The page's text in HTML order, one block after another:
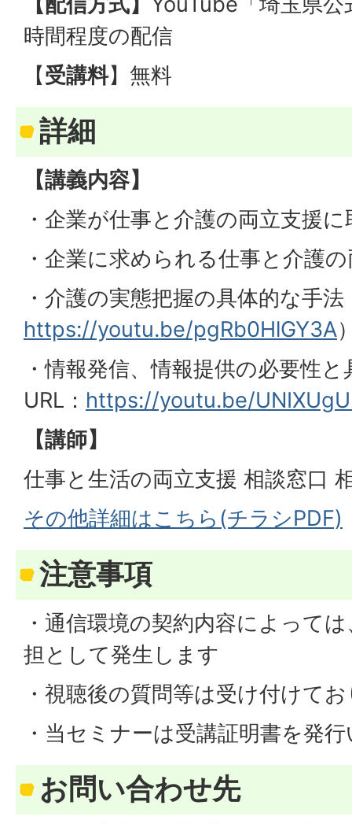
時間程度の配信
【受講料】無料
詳細
【講義内容】
・企業が仕事と介護の両立支援
・企業に求められる仕事と介護
・介護の実態把握の具体的な手
https://youtu.be/pgRb0HlGY3A
・情報発信、情報提供の必要性
URL： https://youtu.be/
【講師】
仕事と生活の両立支援 相談窓口
その他詳細はこちら(チラシPDF)
注意事項
・通信環境の契約内容によって
担として発生します
・視聴後の質問等は受け付けて
・当セミナーは受講証明書を発
お問い合わせ先